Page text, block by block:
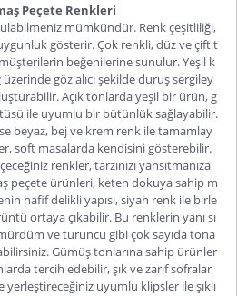
Peçete Renkleri
mümkündür. Renk çeşitliliği,
gösterir. Çok renkli, düz ve çift t
beğenilerine sunulur.Yeşil k
üzerinde göz alıcı şekilde duruş sergiley
Açık tonlarda yeşil bir ürün, g
ile uyumlu bir bütünlük sağlayabilir.
beyaz, bej ve krem renk ile tamamlay
soft masalarda kendisini gösterebilir.
renkler, tarzınızı yansıtmanıza
peçete ürünleri, keten dokuya sahip m
hafif delikli yapısı, siyah renk ile birle
ortaya çıkabilir. Bu renklerin yanı sı
ve turuncu gibi çok sayıda tona
Gümüş tonlarına sahip ürünler
tercih edebilir, şık ve zarif sofralar
yerleştireceğiniz uyumlu klipsler ile şıklı